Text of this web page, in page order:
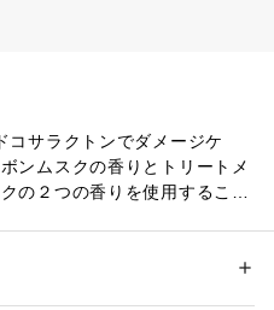
コサラクトンでダメージケ
ンムスクの香りとトリートメ
の２つの香りを使用すること
に導くためのシャンプーで